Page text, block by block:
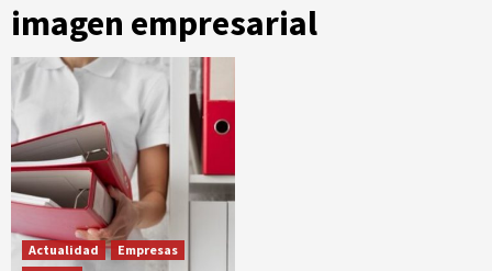
imagen empresarial
Actualidad
Empresas